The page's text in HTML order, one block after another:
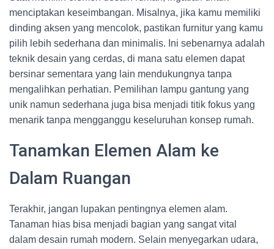
menciptakan keseimbangan. Misalnya, jika kamu memiliki
dinding aksen yang mencolok, pastikan furnitur yang kamu
pilih lebih sederhana dan minimalis. Ini sebenarnya adalah
teknik desain yang cerdas, di mana satu elemen dapat
bersinar sementara yang lain mendukungnya tanpa
mengalihkan perhatian. Pemilihan lampu gantung yang
unik namun sederhana juga bisa menjadi titik fokus yang
menarik tanpa mengganggu keseluruhan konsep rumah.
Tanamkan Elemen Alam ke
Dalam Ruangan
Terakhir, jangan lupakan pentingnya elemen alam.
Tanaman hias bisa menjadi bagian yang sangat vital
dalam desain rumah modern. Selain menyegarkan udara,